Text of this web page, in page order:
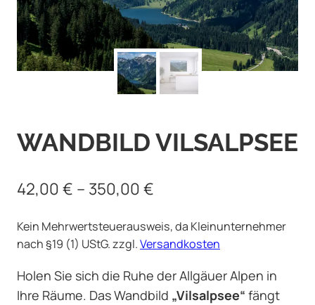
WANDBILD VILSALPSEE
42,00€ – 350,00€
Kein Mehrwertsteuerausweis, da Kleinunternehmer
nach §19 (1) UStG.zzgl.Versandkosten
Holen Sie sich die Ruhe der Allgäuer Alpen in
Ihre Räume. Das Wandbild „Vilsalpsee“ fängt